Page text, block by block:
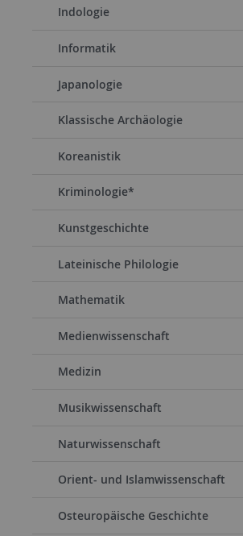
Indologie
Informatik
Japanologie
Klassische Archäologie
Koreanistik
Kriminologie*
Kunstgeschichte
Lateinische Philologie
Mathematik
Medienwissenschaft
Medizin
Musikwissenschaft
Naturwissenschaft
Orient- und Islamwissenschaft
Osteuropäische Geschichte